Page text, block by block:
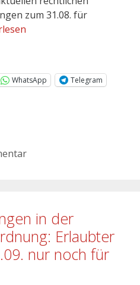
zum 31.08. für
WhatsApp
Telegram
in der
Erlaubter
nur noch für